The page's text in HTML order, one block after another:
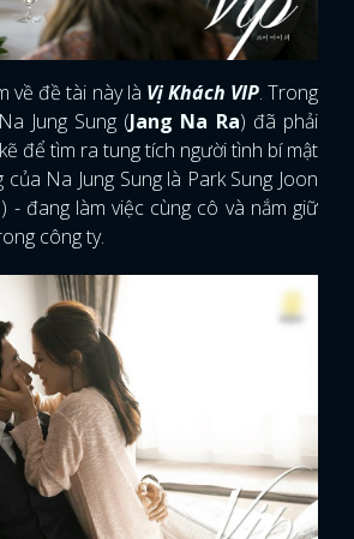
về đề tài này là Vị Khách VIP. Trong
Jung Sung (Jang Na Ra) đã phải
để tìm ra tung tích người tình bí mật
của Na Jung Sung là Park Sung Joon
) - đang làm việc cùng cô và nắm giữ
công ty.